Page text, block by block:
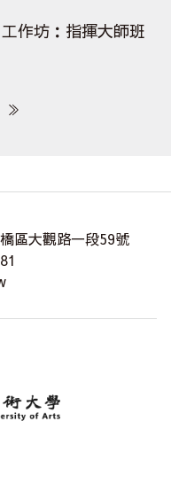
作坊：指揮大師班
區大觀路一段59號